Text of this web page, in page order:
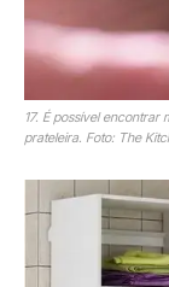
17. É possível
prateleira. Foto: The